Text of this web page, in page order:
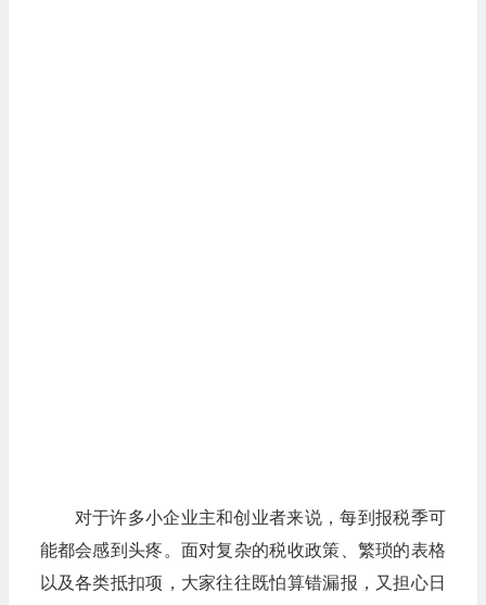
对于许多小企业主和创业者来说，每到报税季可
能都会感到头疼。面对复杂的税收政策、繁琐的表格
以及各类抵扣项，大家往往既怕算错漏报，又担心日